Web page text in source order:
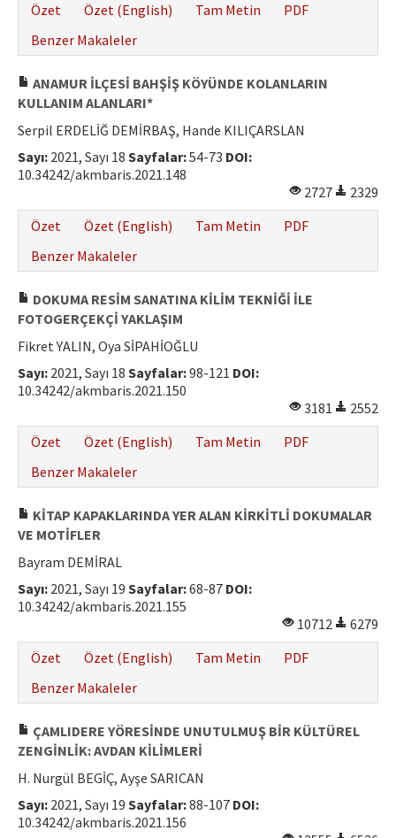
Özet
Özet (English) Tam Metin
PDF
Benzer Makaleler
ANAMUR İLÇESİ BAHŞİŞ KÖYÜNDE KOLANLARIN
KULLANIM ALANLARI*
Serpil ERDELİĞ DEMİRBAŞ, Hande KILIÇARSLAN
Sayı: 2021, Sayı 18 Sayfalar:54-73 DOI:
10.34242/akmbaris.2021.148
2727
2329
Özet
Özet (English) Tam Metin
PDF
Benzer Makaleler
DOKUMA RESİM SANATINA KİLİM TEKNİĞİ İLE
FOTOGERÇEKÇİ YAKLAŞIM
Fikret YALIN, Oya SİPAHİOĞLU
Sayı: 2021, Sayı 18 Sayfalar:98-121 DOI:
10.34242/akmbaris.2021.150
3181
2552
Özet
Özet (English) Tam Metin
PDF
Benzer Makaleler
KİTAP KAPAKLARINDA YER ALAN KİRKİTLİ DOKUMALAR
VE MOTİFLER
Bayram DEMİRAL
Sayı: 2021, Sayı 19 Sayfalar:68-87 DOI:
10.34242/akmbaris.2021.155
10712
6279
Özet
Özet (English) Tam Metin
PDF
Benzer Makaleler
ÇAMLIDERE YÖRESİNDE UNUTULMUŞ BİR KÜLTÜREL
ZENGİNLİK: AVDAN KİLİMLERİ
H. Nurgül BEGİÇ, Ayşe SARICAN
Sayı: 2021, Sayı 19 Sayfalar:88-107 DOI:
10.34242/akmbaris.2021.156